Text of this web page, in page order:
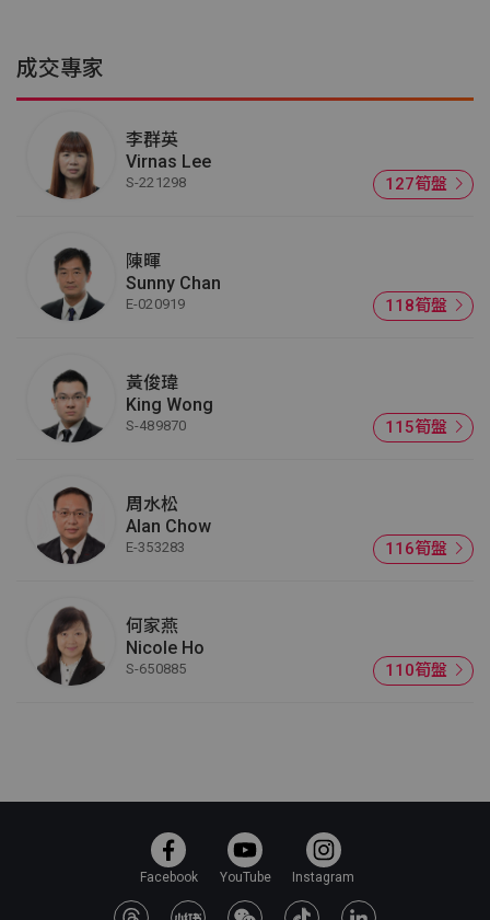
成交專家
李群英
Virnas Lee
S-221298 127筍盤
陳暉
Sunny Chan
E-020919 118筍盤
黃俊瑋
King Wong
S-489870 115筍盤
周水松
Alan Chow
E-353283 116筍盤
何家燕
Nicole Ho
S-650885 110筍盤
Facebook YouTube Instagram